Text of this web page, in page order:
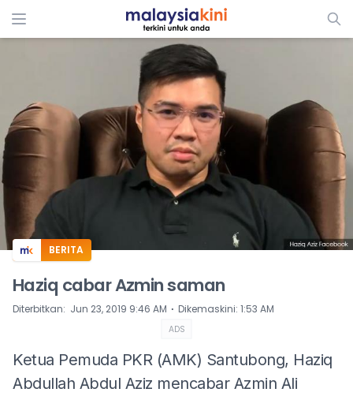
ADS
BERITA
Haziq cabar Azmin saman
Diterbitkan: Jun 23, 2019 9:46 AM ⋅ Dikemaskini: 1:53 AM
ADS
Ketua Pemuda PKR (AMK) Santubong, Haziq
Abdullah Abdul Aziz mencabar Azmin Ali